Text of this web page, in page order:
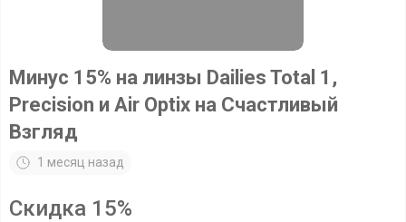
Минус 15% на линзы Dailies Total 1,
Precision и Air Optix на Счастливый
Взгляд
1 месяц назад
Скидка 15%